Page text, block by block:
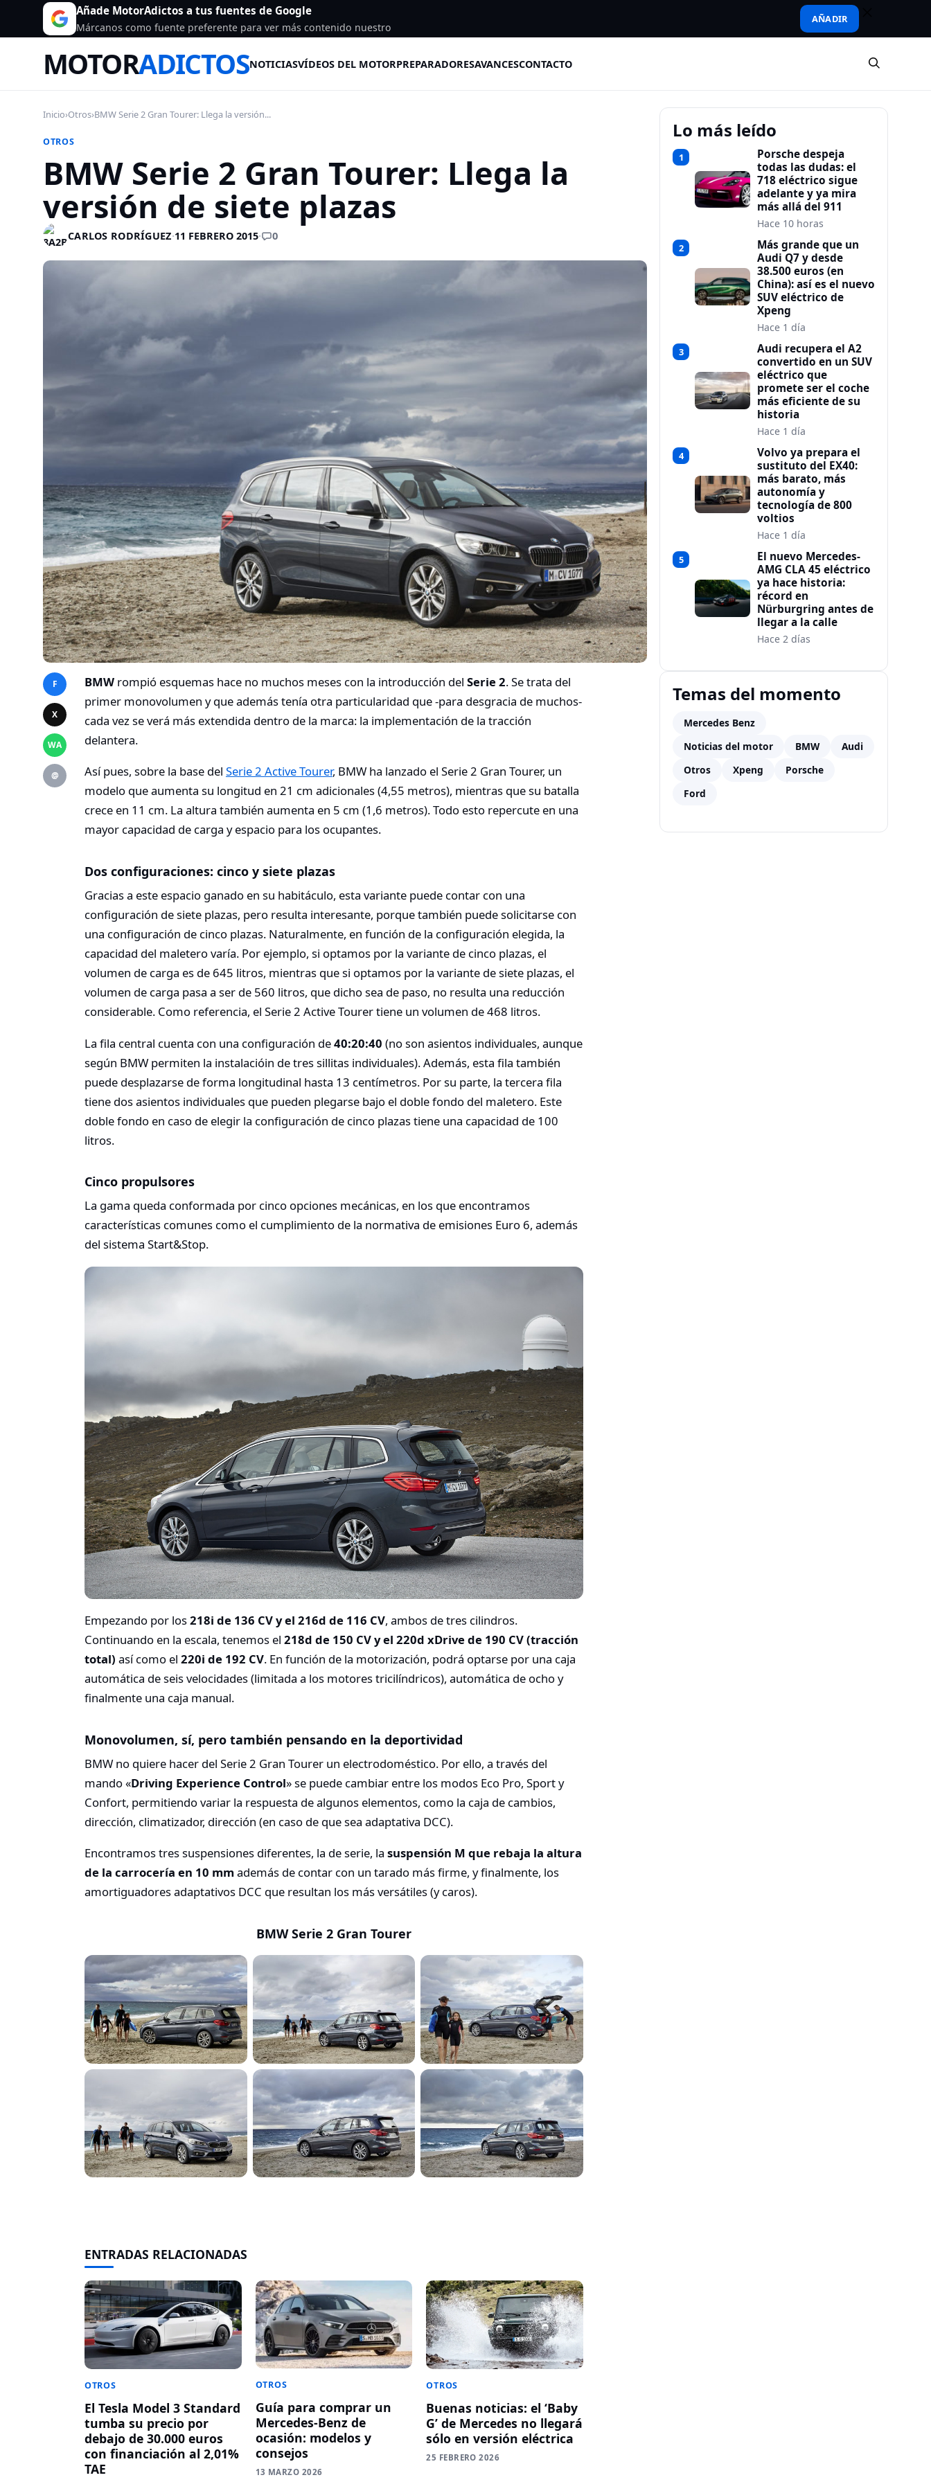
Añade MotorAdictos a tus fuentes de Google
Márcanos como fuente preferente para ver más contenido nuestro
AÑADIR
MOTORADICTOSNOTICIASVÍDEOS DEL MOTORPREPARADORESAVANCESCONTACTO
Inicio›Otros›BMW Serie 2 Gran Tourer: Llega la versión...
OTROS
BMW Serie 2 Gran Tourer: Llega la
versión de siete plazas
CARLOS RODRÍGUEZ·11 FEBRERO 2015· 0
F
X
WA
@
BMW rompió esquemas hace no muchos meses con la introducción del Serie 2. Se trata del
primer monovolumen y que además tenía otra particularidad que -para desgracia de muchos-
cada vez se verá más extendida dentro de la marca: la implementación de la tracción
delantera.
Así pues, sobre la base del Serie 2 Active Tourer, BMW ha lanzado el Serie 2 Gran Tourer, un
modelo que aumenta su longitud en 21 cm adicionales (4,55 metros), mientras que su batalla
crece en 11 cm. La altura también aumenta en 5 cm (1,6 metros). Todo esto repercute en una
mayor capacidad de carga y espacio para los ocupantes.
Dos configuraciones: cinco y siete plazas
Gracias a este espacio ganado en su habitáculo, esta variante puede contar con una
configuración de siete plazas, pero resulta interesante, porque también puede solicitarse con
una configuración de cinco plazas. Naturalmente, en función de la configuración elegida, la
capacidad del maletero varía. Por ejemplo, si optamos por la variante de cinco plazas, el
volumen de carga es de 645 litros, mientras que si optamos por la variante de siete plazas, el
volumen de carga pasa a ser de 560 litros, que dicho sea de paso, no resulta una reducción
considerable. Como referencia, el Serie 2 Active Tourer tiene un volumen de 468 litros.
La fila central cuenta con una configuración de40:20:40 (no son asientos individuales, aunque
según BMW permiten la instalacióin de tres sillitas individuales). Además, esta fila también
puede desplazarse de forma longitudinal hasta 13 centímetros. Por su parte, la tercera fila
tiene dos asientos individuales que pueden plegarse bajo el doble fondo del maletero. Este
doble fondo en caso de elegir la configuración de cinco plazas tiene una capacidad de 100
litros.
Cinco propulsores
La gama queda conformada por cinco opciones mecánicas, en los que encontramos
características comunes como el cumplimiento de la normativa de emisiones Euro 6, además
del sistema Start&Stop.
Empezando por los218i de 136 CV y el 216d de 116 CV, ambos de tres cilindros.
Continuando en la escala, tenemos el 218d de 150 CV y el 220d xDrive de 190 CV (tracción
total) así como el 220i de 192 CV. En función de la motorización, podrá optarse por una caja
automática de seis velocidades (limitada a los motores tricilíndricos), automática de ocho y
finalmente una caja manual.
Monovolumen, sí, pero también pensando en la deportividad
BMW no quiere hacer del Serie 2 Gran Tourer un electrodoméstico. Por ello, a través del
mando «Driving Experience Control» se puede cambiar entre los modos Eco Pro, Sport y
Confort, permitiendo variar la respuesta de algunos elementos, como la caja de cambios,
dirección, climatizador, dirección (en caso de que sea adaptativa DCC).
Encontramos tres suspensiones diferentes, la de serie, la suspensión M que rebaja la altura
de la carrocería en 10 mm además de contar con un tarado más firme, y finalmente, los
amortiguadores adaptativos DCC que resultan los más versátiles (y caros).
BMW Serie 2 Gran Tourer
ENTRADAS RELACIONADAS
OTROS
El Tesla Model 3 Standard
tumba su precio por
debajo de 30.000 euros
con financiación al 2,01%
TAE
OTROS
Guía para comprar un
Mercedes-Benz de
ocasión: modelos y
consejos
13 MARZO 2026
OTROS
Buenas noticias: el ‘Baby
G’ de Mercedes no llegará
sólo en versión eléctrica
25 FEBRERO 2026
Lo más leído
1
Porsche despeja
todas las dudas: el
718 eléctrico sigue
adelante y ya mira
más allá del 911
Hace 10 horas
2
Más grande que un
Audi Q7 y desde
38.500 euros (en
China): así es el nuevo
SUV eléctrico de
Xpeng
Hace 1 día
3
Audi recupera el A2
convertido en un SUV
eléctrico que
promete ser el coche
más eficiente de su
historia
Hace 1 día
4
Volvo ya prepara el
sustituto del EX40:
más barato, más
autonomía y
tecnología de 800
voltios
Hace 1 día
5
El nuevo Mercedes-
AMG CLA 45 eléctrico
ya hace historia:
récord en
Nürburgring antes de
llegar a la calle
Hace 2 días
Temas del momento
Mercedes Benz
Noticias del motor
BMW
Audi
Otros
Xpeng
Porsche
Ford